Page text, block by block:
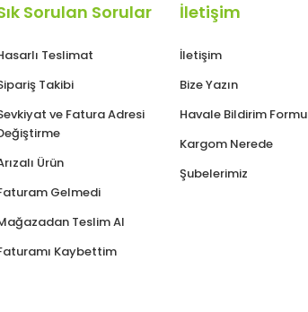
Sorulan Sorular
Teslimat
Takibi
ve Fatura Adresi
Ürün
Gelmedi
Teslim Al
Kaybettim
İletişim
İletişim
Bize Yazın
Havale Bildirim Formu
Kargom Nerede
Şubelerimiz